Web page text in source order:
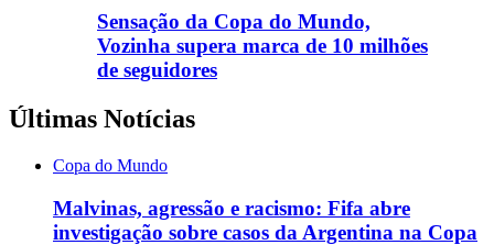
Sensação da Copa do Mundo,
Vozinha supera marca de 10 milhões
de seguidores
Últimas Notícias
Copa do Mundo
Malvinas, agressão e racismo: Fifa abre
investigação sobre casos da Argentina na Copa